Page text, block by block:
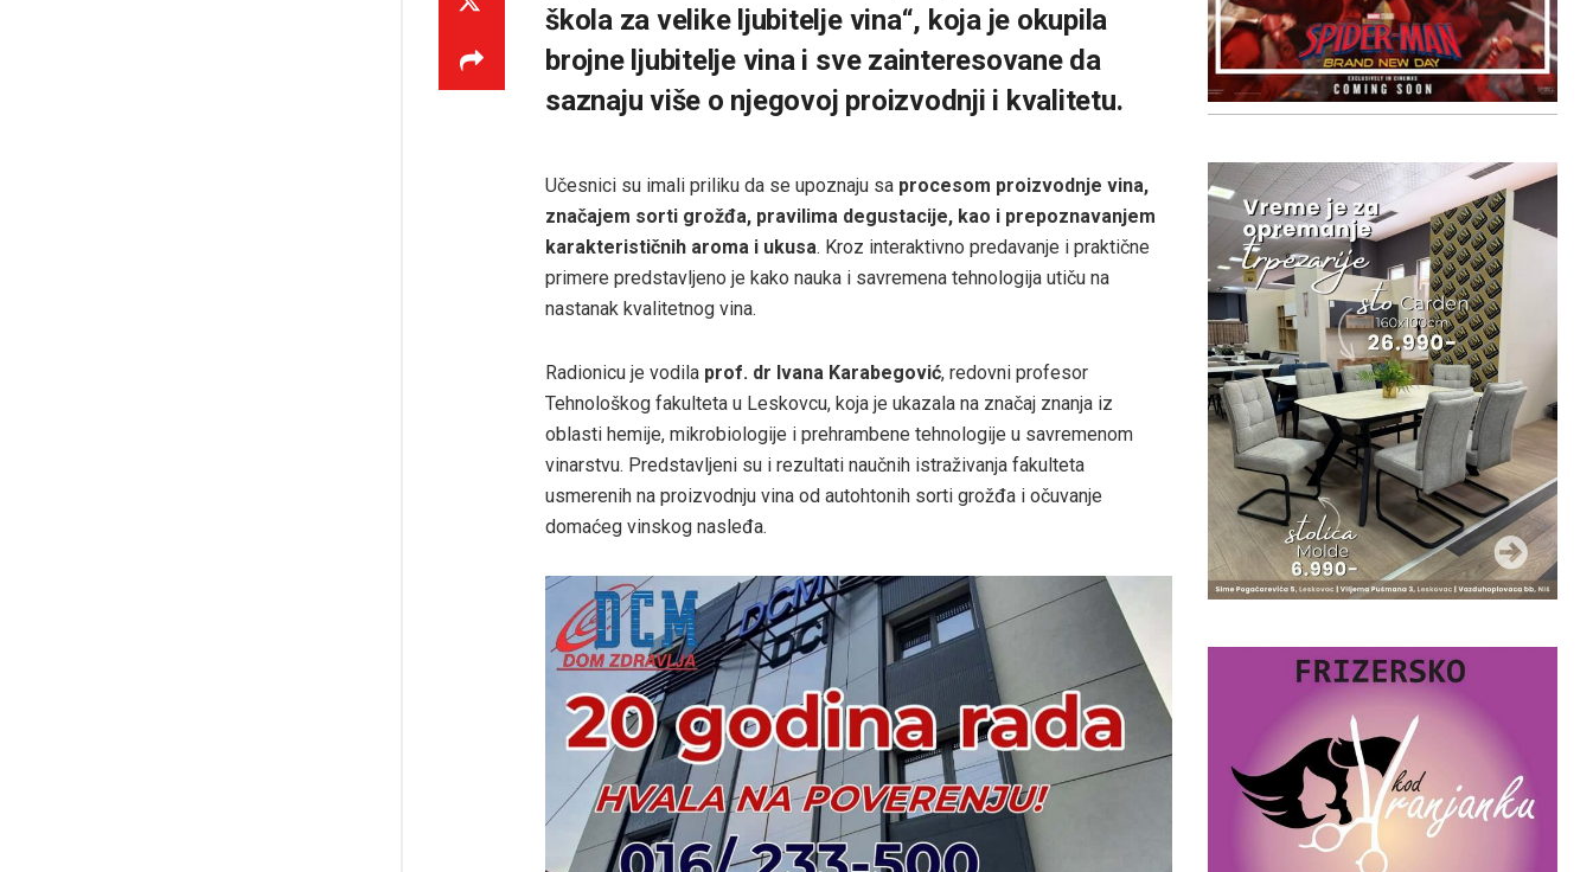
škola za velike ljubitelje vina“, koja je okupila
brojne ljubitelje vina i sve zainteresovane da
saznaju više o njegovoj proizvodnji i kvalitetu.
Učesnici su imali priliku da se upoznaju sa procesom proizvodnje vina,
značajem sorti grožđa, pravilima degustacije, kao i prepoznavanjem
karakterističnih aroma i ukusa. Kroz interaktivno predavanje i praktične
primere predstavljeno je kako nauka i savremena tehnologija utiču na
nastanak kvalitetnog vina.
Radionicu je vodila prof. dr Ivana Karabegović, redovni profesor
Tehnološkog fakulteta u Leskovcu, koja je ukazala na značaj znanja iz
oblasti hemije, mikrobiologije i prehrambene tehnologije u savremenom
vinarstvu. Predstavljeni su i rezultati naučnih istraživanja fakulteta
usmerenih na proizvodnju vina od autohtonih sorti grožđa i očuvanje
domaćeg vinskog nasleđa.